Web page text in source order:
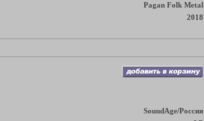
Pagan Folk Metal
2018
SoundAge/Россия